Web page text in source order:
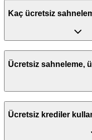
Kaç ücretsiz
Ücretsiz sahneleme,
Ücretsiz krediler